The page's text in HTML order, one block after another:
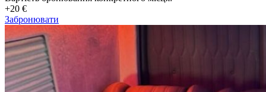
+20 €
Забронювати